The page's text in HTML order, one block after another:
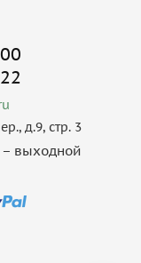
д.9, стр. 3
– выходной